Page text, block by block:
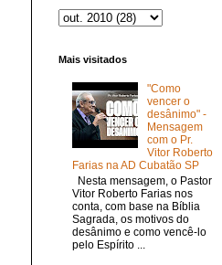
Mais visitados
"Como
vencer o
desânimo" -
Mensagem
com o Pr.
Vitor Roberto
Farias na AD Cubatão SP
Nesta mensagem, o Pastor
Vitor Roberto Farias nos
conta, com base na Bíblia
Sagrada, os motivos do
desânimo e como vencê-lo
pelo Espírito ...